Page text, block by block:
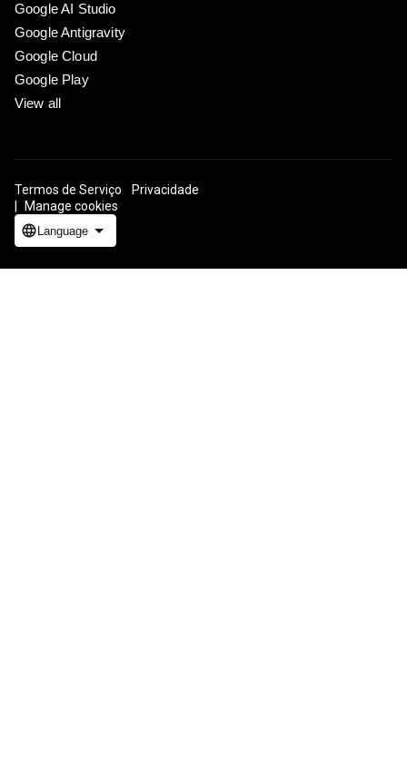
Google AI Studio
Google Antigravity
Google Cloud
Google Play
View all
Termos de Serviço Privacidade
Manage cookies